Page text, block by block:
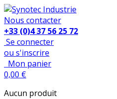
Nous contacter
+33 (0)4 37 56 25 72
Se connecter
ou s'inscrire
Mon panier
0,00 €
Aucun produit